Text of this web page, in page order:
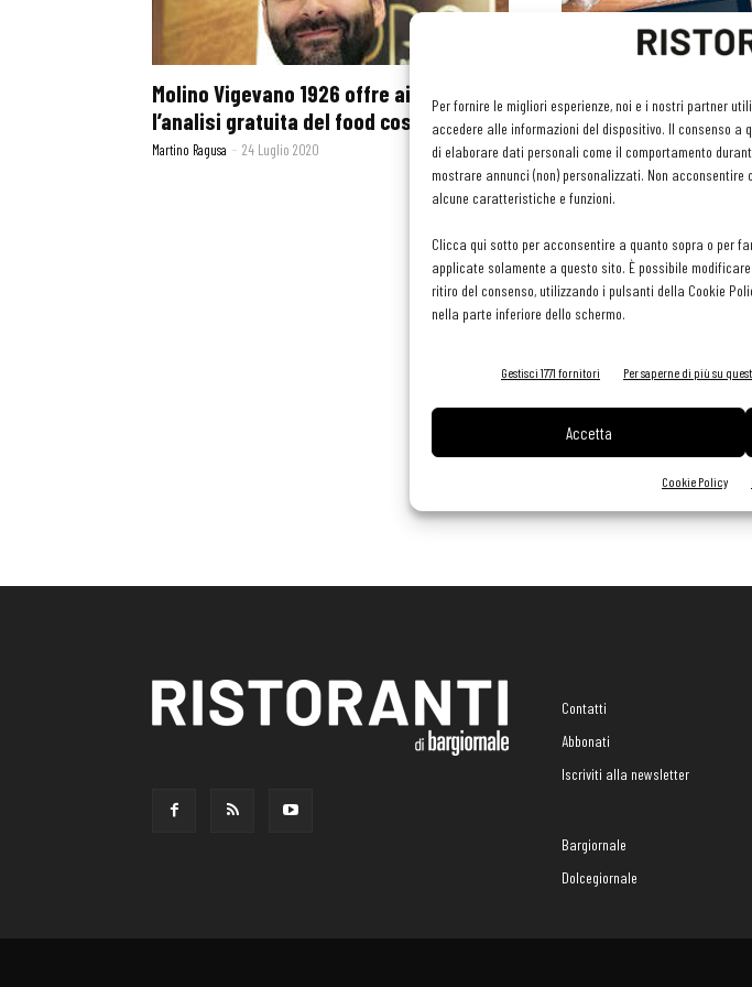
Per fornire le migliori esperienze, noi e i nostri partner
accedere alle informazioni del dispositivo. Il consenso
di elaborare dati personali come il comportamento
mostrare annunci (non) personalizzati. Non
alcune caratteristiche e funzioni.
Clicca qui sotto per acconsentire a quanto sopra o per
applicate solamente a questo sito. È possibile
ritiro del consenso, utilizzando i pulsanti della Cookie
nella parte inferiore dello schermo.
Gestisci 1771 fornitori Per saperne di più su
Accetta
Cookie Policy
Molino Vigevano 1926 offre ai ristoratori
l’analisi gratuita del food cost
Martino Ragusa - 24 Luglio 2020
Food cost e menu
migliorare i margini
11 Aprile 2018
Contatti
Abbonati
Iscriviti alla newsletter
Bargiornale
Dolcegiornale